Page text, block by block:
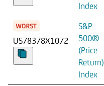
Index
US78378X1072
S&P
500®
(Price
Return)
Index